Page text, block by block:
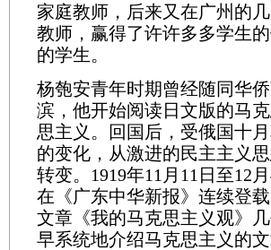
家庭教师，后来又在广州的
教师，赢得了许许多多学生
的学生。
杨匏安青年时期曾经随同华
滨，他开始阅读日文版的马
思主义。回国后，受俄国十
的变化，从激进的民主主义
转变。1919年11月11日至12
在《广东中华新报》连续登
文章《我的马克思主义观》
早系统地介绍马克思主义的